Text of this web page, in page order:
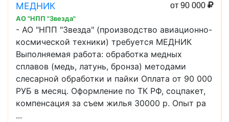
МЕДНИК от 90 000
АО "НПП "Звезда"
- АО "НПП "Звезда" (производство авиационно-
космической техники) требуется МЕДНИК
Выполняемая работа: обработка медных
сплавов (медь, латунь, бронза) методами
слесарной обработки и пайки Оплата от 90 000
РУБ в месяц. Оформление по ТК РФ, соцпакет,
компенсация за съем жилья 30000 р. Опыт ра
...